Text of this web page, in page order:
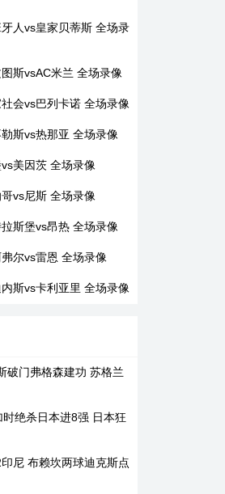
人vs皇家贝蒂斯 全场录
斯vsAC米兰 全场录像
会vs巴列卡诺 全场录像
斯vs热那亚 全场录像
美因茨 全场录像
vs尼斯 全场录像
斯堡vs昂热 全场录像
尔vs雷恩 全场录像
斯vs卡利亚里 全场录像
破门弗格森建功 苏格兰
绝杀日本进8强 日本狂
尼 布赖坎两球迪克斯点